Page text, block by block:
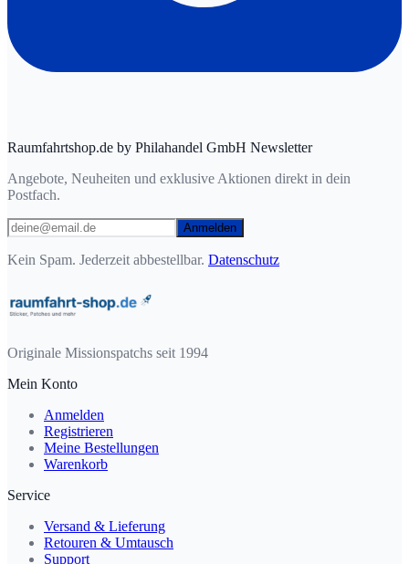
Raumfahrtshop.de by Philahandel GmbH Newsletter
Angebote, Neuheiten und exklusive Aktionen direkt in dein
Postfach.
Anmelden
Kein Spam. Jederzeit abbestellbar. Datenschutz
Originale Missionspatchs seit 1994
Mein Konto
Anmelden
Registrieren
Meine Bestellungen
Warenkorb
Service
Versand & Lieferung
Retouren & Umtausch
Support